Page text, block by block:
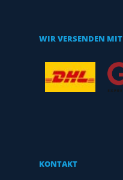
WIR VERSENDEN MIT
KONTAKT